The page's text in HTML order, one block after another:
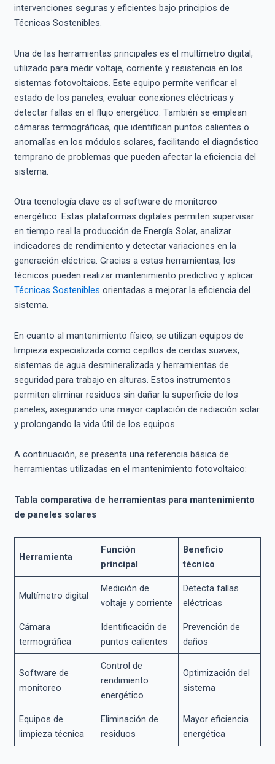
intervenciones seguras y eficientes bajo principios de
Técnicas Sostenibles.
Una de las herramientas principales es el multímetro digital,
utilizado para medir voltaje, corriente y resistencia en los
sistemas fotovoltaicos. Este equipo permite verificar el
estado de los paneles, evaluar conexiones eléctricas y
detectar fallas en el flujo energético. También se emplean
cámaras termográficas, que identifican puntos calientes o
anomalías en los módulos solares, facilitando el diagnóstico
temprano de problemas que pueden afectar la eficiencia del
sistema.
Otra tecnología clave es el software de monitoreo
energético. Estas plataformas digitales permiten supervisar
en tiempo real la producción de Energía Solar, analizar
indicadores de rendimiento y detectar variaciones en la
generación eléctrica. Gracias a estas herramientas, los
técnicos pueden realizar mantenimiento predictivo y aplicar
Técnicas Sostenibles orientadas a mejorar la eficiencia del
sistema.
En cuanto al mantenimiento físico, se utilizan equipos de
limpieza especializada como cepillos de cerdas suaves,
sistemas de agua desmineralizada y herramientas de
seguridad para trabajo en alturas. Estos instrumentos
permiten eliminar residuos sin dañar la superficie de los
paneles, asegurando una mayor captación de radiación solar
y prolongando la vida útil de los equipos.
A continuación, se presenta una referencia básica de
herramientas utilizadas en el mantenimiento fotovoltaico:
Tabla comparativa de herramientas para mantenimiento
de paneles solares
Herramienta
Función
principal
Beneficio
técnico
Multímetro digital
Medición de
voltaje y corriente
Detecta fallas
eléctricas
Cámara
termográfica
Identificación de
puntos calientes
Prevención de
daños
Software de
monitoreo
Control de
rendimiento
energético
Optimización del
sistema
Equipos de
limpieza técnica
Eliminación de
residuos
Mayor eficiencia
energética